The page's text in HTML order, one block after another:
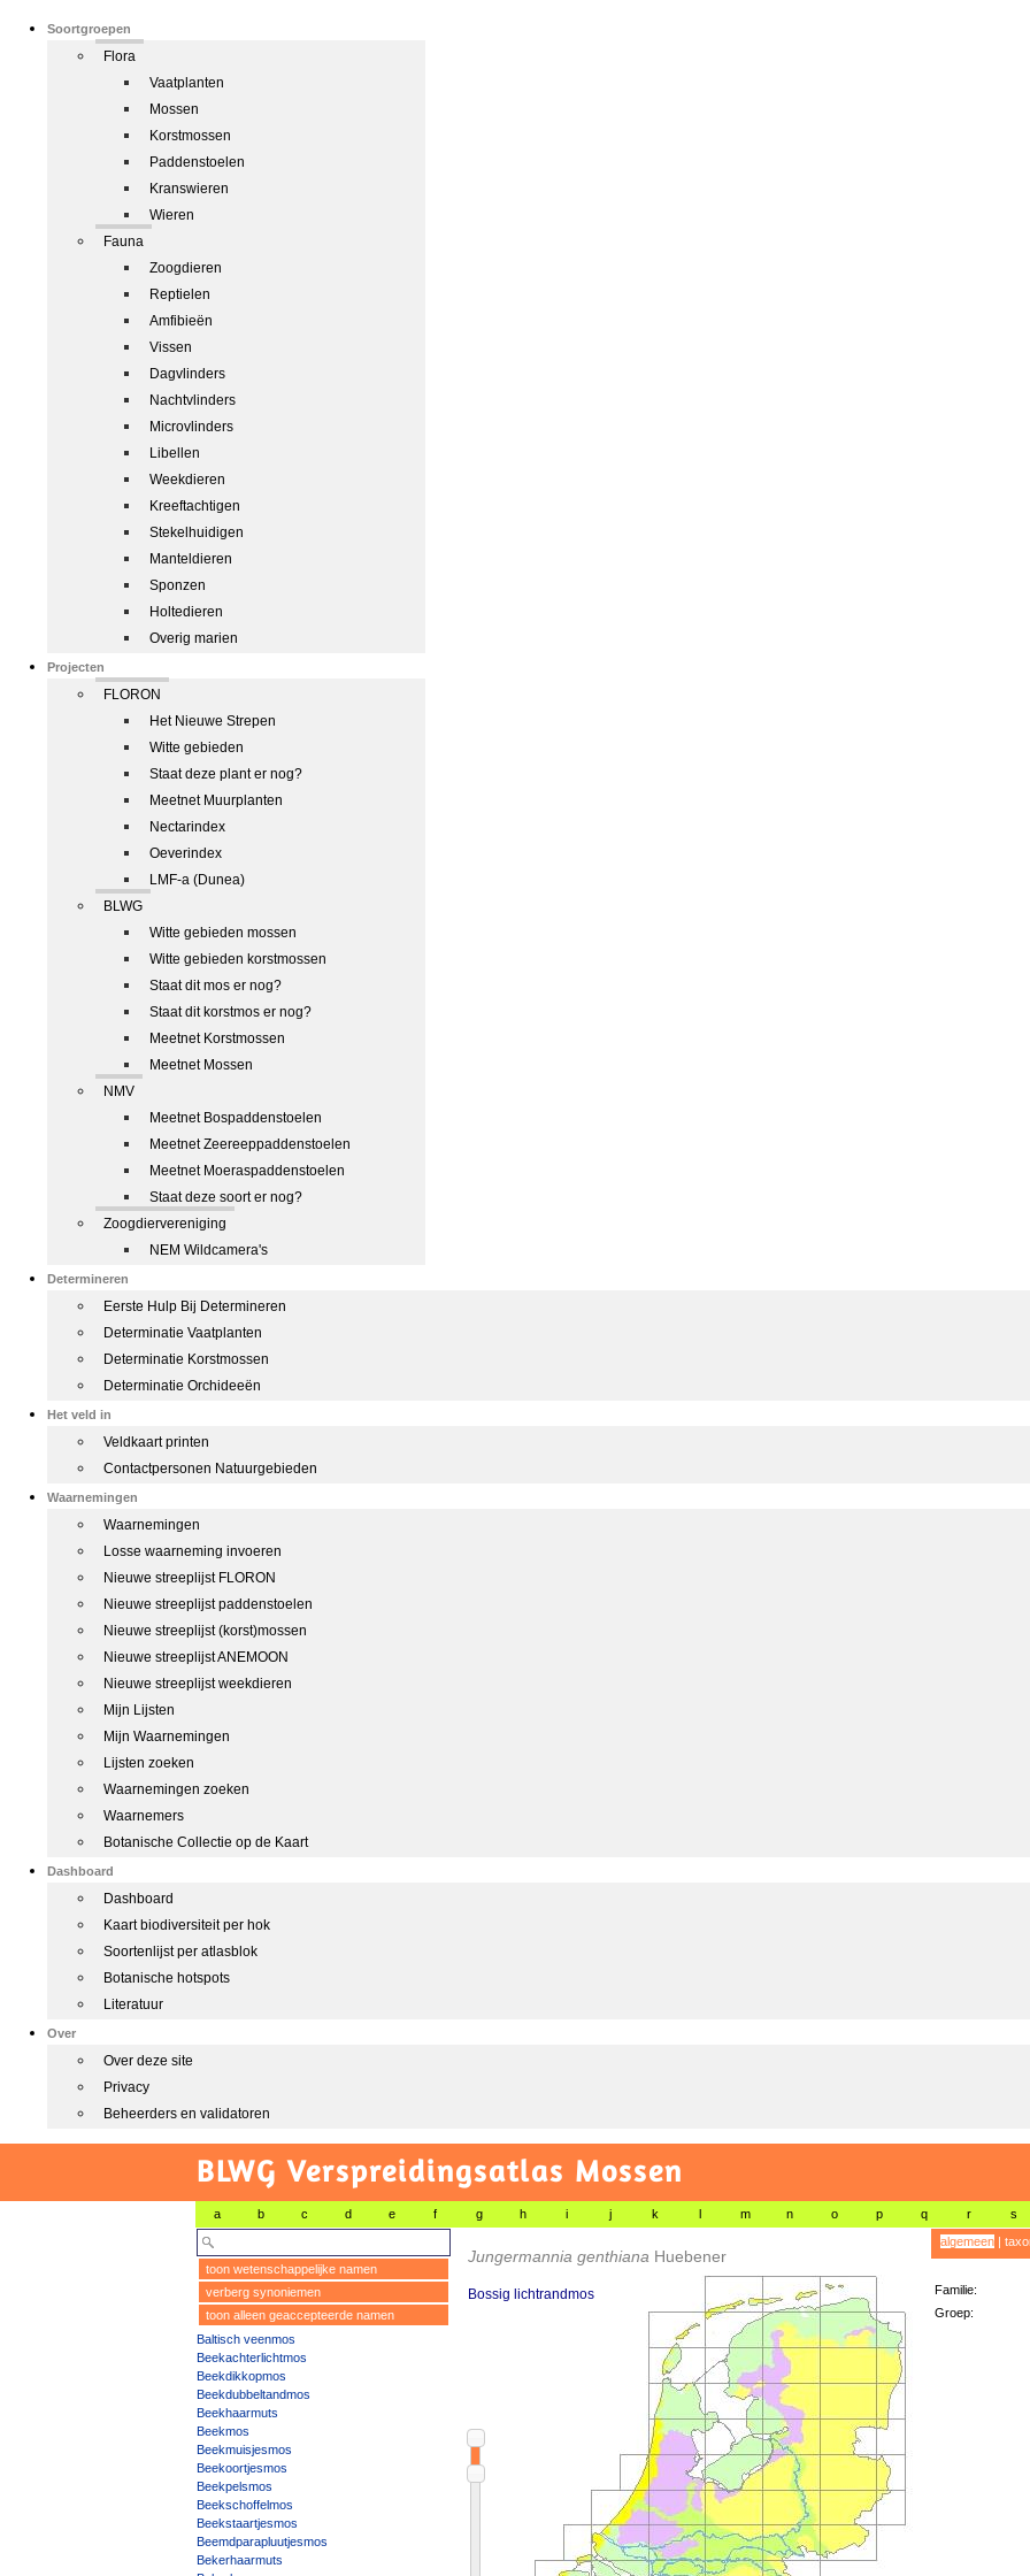
Soortgroepen
Flora
Vaatplanten
Mossen
Korstmossen
Paddenstoelen
Kranswieren
Wieren
Fauna
Zoogdieren
Reptielen
Amfibieën
Vissen
Dagvlinders
Nachtvlinders
Microvlinders
Libellen
Weekdieren
Kreeftachtigen
Stekelhuidigen
Manteldieren
Sponzen
Holtedieren
Overig marien
Projecten
FLORON
Het Nieuwe Strepen
Witte gebieden
Staat deze plant er nog?
Meetnet Muurplanten
Nectarindex
Oeverindex
LMF-a (Dunea)
BLWG
Witte gebieden mossen
Witte gebieden korstmossen
Staat dit mos er nog?
Staat dit korstmos er nog?
Meetnet Korstmossen
Meetnet Mossen
NMV
Meetnet Bospaddenstoelen
Meetnet Zeereeppaddenstoelen
Meetnet Moeraspaddenstoelen
Staat deze soort er nog?
Zoogdiervereniging
NEM Wildcamera's
Determineren
Eerste Hulp Bij Determineren
Determinatie Vaatplanten
Determinatie Korstmossen
Determinatie Orchideeën
Het veld in
Veldkaart printen
Contactpersonen Natuurgebieden
Waarnemingen
Waarnemingen
Losse waarneming invoeren
Nieuwe streeplijst FLORON
Nieuwe streeplijst paddenstoelen
Nieuwe streeplijst (korst)mossen
Nieuwe streeplijst ANEMOON
Nieuwe streeplijst weekdieren
Mijn Lijsten
Mijn Waarnemingen
Lijsten zoeken
Waarnemingen zoeken
Waarnemers
Botanische Collectie op de Kaart
Dashboard
Dashboard
Kaart biodiversiteit per hok
Soortenlijst per atlasblok
Botanische hotspots
Literatuur
Over
Over deze site
Privacy
Beheerders en validatoren
BLWG Verspreidingsatlas Mossen
a b c d e f g h i j k l m n o p q r s
toon wetenschappelijke namen
verberg synoniemen
toon alleen geaccepteerde namen
Baltisch veenmos
Beekachterlichtmos
Beekdikkopmos
Beekdubbeltandmos
Beekhaarmuts
Beekmos
Beekmuisjesmos
Beekoortjesmos
Beekpelsmos
Beekschoffelmos
Beekstaartjesmos
Beemdparapluutjesmos
Bekerhaarmuts
Jungermannia genthiana Huebener
Bossig lichtrandmos
algemeen|
Familie:
Groep: